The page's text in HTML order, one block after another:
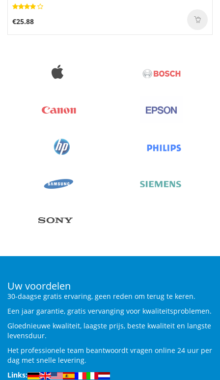
€25.88
Uw voordelen
30-daagse gratis ervaring, geen reden om terug te keren.
Een jaar garantie, gratis vervanging voor kwaliteitsproblemen.
Gloednieuwe kwaliteit, laagste prijs, beste kwaliteit en langste
levensduur.
Het professionele team beantwoordt vragen online 24 uur per
dag met snelle levering.
Links: